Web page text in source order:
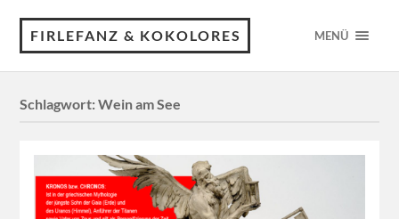
FIRLEFANZ & KOKOLORES MENÜ
Schlagwort:Wein am See